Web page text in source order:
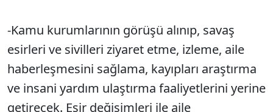
-Kamu kurumlarının görüşü alınıp, savaş
esirleri ve sivilleri ziyaret etme, izleme, aile
haberleşmesini sağlama, kayıpları araştırma
ve insani yardım ulaştırma faaliyetlerini yerine
getirecek. Esir değişimleri ile aile